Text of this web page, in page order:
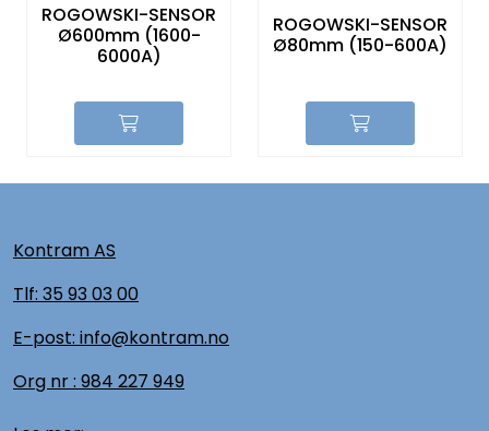
ROGOWSKI-SENSOR
Ø600mm (1600-
6000A)
ROGOWSKI-SENSOR
Ø80mm (150-600A)
Kontram AS
Tlf: 35 93 03 00
E-post: info@kontram.no
Org nr : 984 227 949